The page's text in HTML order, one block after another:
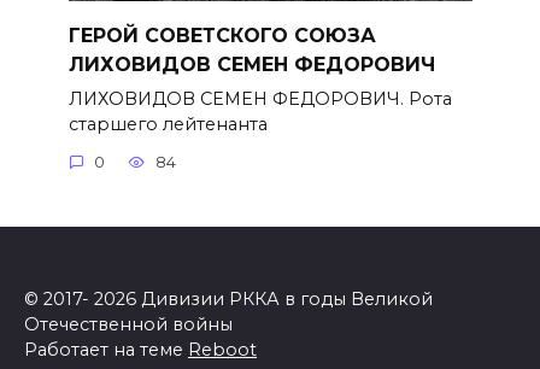
ГЕРОЙ СОВЕТСКОГО СОЮЗА
ЛИХОВИДОВ СЕМЕН ФЕДОРОВИЧ
ЛИХОВИДОВ СЕМЕН ФЕДОРОВИЧ. Рота
старшего лейтенанта
0 84
© 2017- 2026 Дивизии РККА в годы Великой
Отечественной войны
Работает на теме Reboot